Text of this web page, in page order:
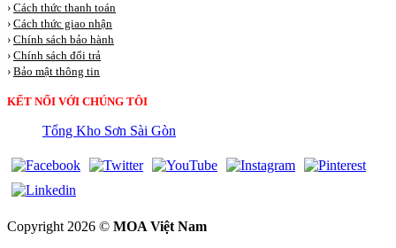
› Cách thức thanh toán
› Cách thức giao nhận
› Chính sách bảo hành
› Chính sách đổi trả
› Bảo mật thông tin
KẾT NỐI VỚI CHÚNG TÔI
Tổng Kho Sơn Sài Gòn
Copyright 2026 © MOA Việt Nam